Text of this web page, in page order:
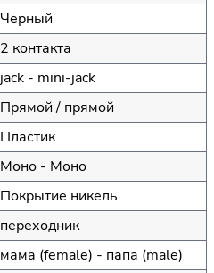
Черный
2 контакта
jack - mini-jack
Прямой / прямой
Пластик
Моно - Моно
Покрытие никель
переходник
мама (female) - папа (male)